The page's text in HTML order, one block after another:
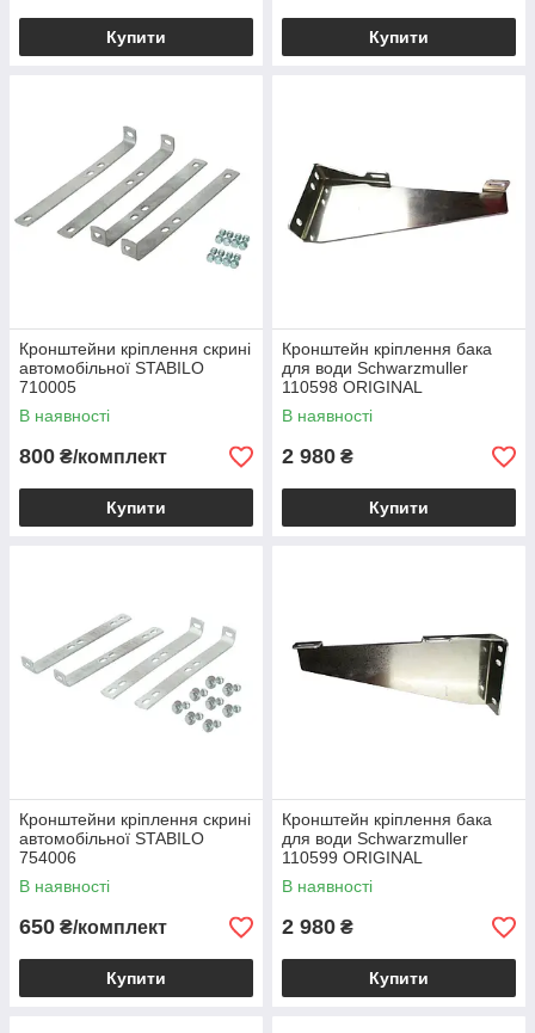
Купити Купити
Кронштейни кріплення скрині
автомобільної STABILO
710005
В наявності
800 ₴/комплект
Купити
Кронштейн кріплення бака
для води Schwarzmuller
110598 ORIGINAL
алюмінієвий лівий
В наявності
2 980 ₴
Купити
Кронштейни кріплення скрині
автомобільної STABILO
754006
В наявності
650 ₴/комплект
Купити
Кронштейн кріплення бака
для води Schwarzmuller
110599 ORIGINAL
алюмінієвий правий
В наявності
2 980 ₴
Купити